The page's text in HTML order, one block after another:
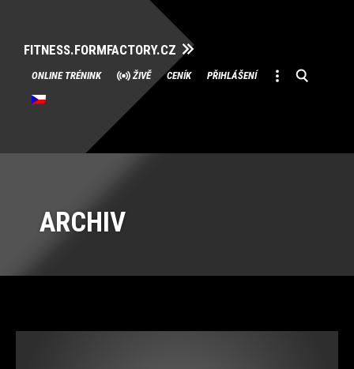
FITNESS.FORMFACTORY.CZ
Přeskočit
na
obsah
ONLINE TRÉNINK ŽIVĚ CENÍK PŘIHLÁŠENÍ
ARCHIV